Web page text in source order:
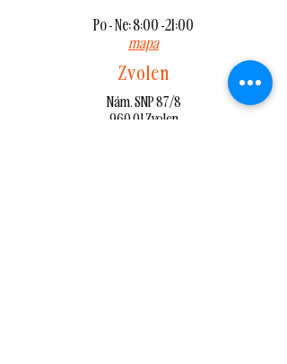
Po - Ne: 8:00 -21:00
mapa
Zvolen
Nám. SNP 87/8
960 01 Zvolen